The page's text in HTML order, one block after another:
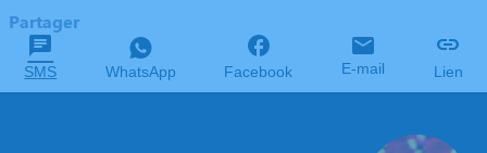
Partager
SMS WhatsApp Facebook E-mail Lien